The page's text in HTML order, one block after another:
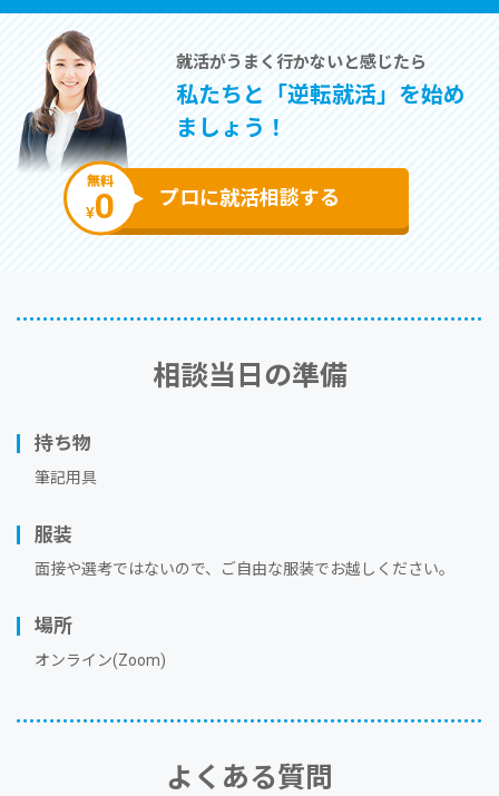
就活がうまく⾏かないと感じたら
私たちと「逆転就活」を始め
ましょう！
無料
¥0 プロに就活相談する
相談当⽇の準備
持ち物
筆記用具
服装
⾯接や選考ではないので、ご⾃由な服装でお越しください。
場所
オンライン(Zoom)
よくある質問